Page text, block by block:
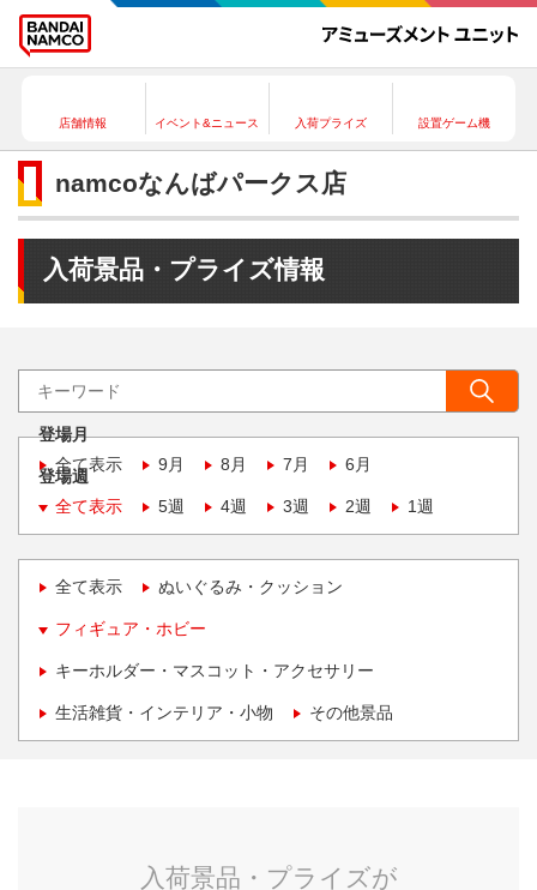
店舗情報 イベント&ニュース 入荷プライズ 設置ゲーム機
namcoなんばパークス店
入荷景品・プライズ情報
登場月
全て表示
9月 8月 7月 6月
登場週
全て表示
5週 4週 3週 2週 1週
全て表示 ぬいぐるみ・クッション
フィギュア・ホビー
キーホルダー・マスコット・アクセサリー
生活雑貨・インテリア・小物 その他景品